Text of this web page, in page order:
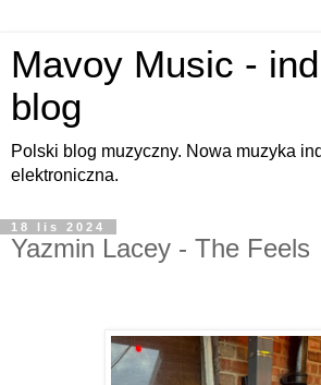
Mavoy Music -
blog
Polski blog muzyczny. Nowa muzyka
elektroniczna.
18 lis 2024
Yazmin Lacey - The Feels